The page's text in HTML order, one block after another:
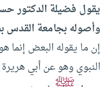
يقول فضيلة الدكتور
وأصوله بجامعة القدس
إن ما يقوله البعض
النبوي وهو عن أبي